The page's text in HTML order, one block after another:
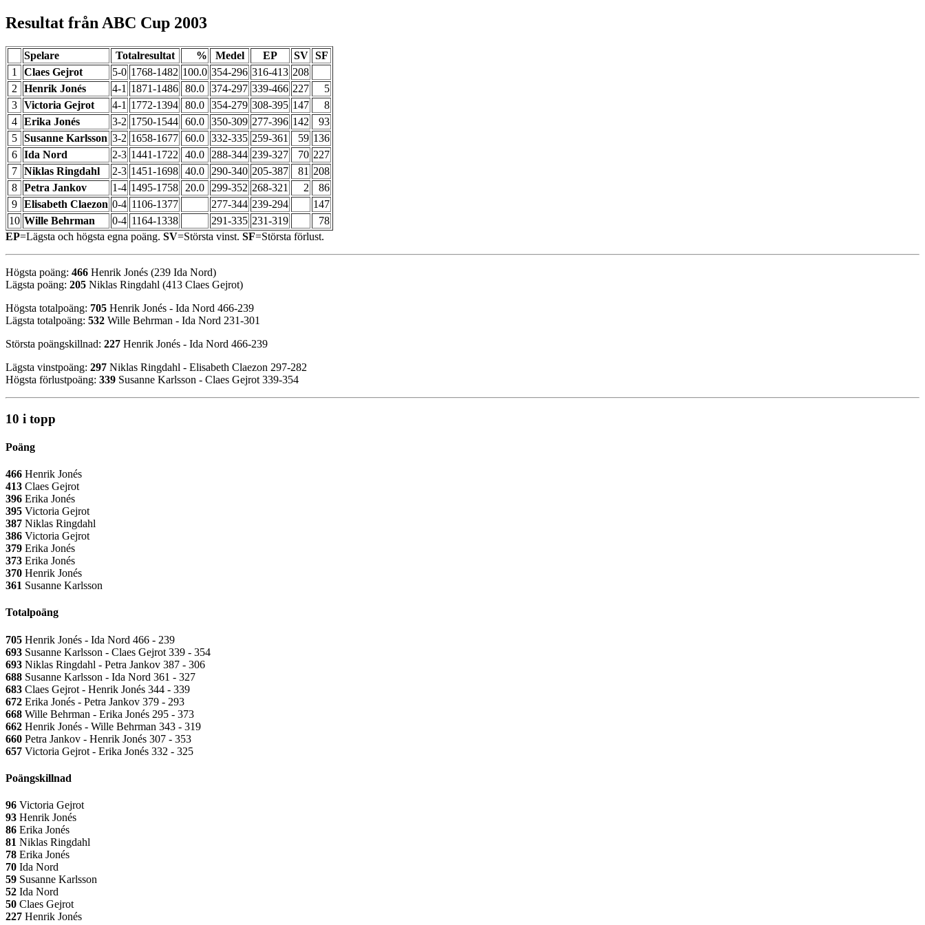
Resultat från ABC Cup 2003
Spelare Totalresultat % Medel EP SV
SF
1
Claes Gejrot 5-0 1768-1482 100.0 354-296 316-413 208
2
Henrik Jonés 4-1 1871-1486 80.0 374-297 339-466 227
5
3 Victoria Gejrot 4-1 1772-1394 80.0 354-279 308-395 147
8
4 Erika Jonés 3-2 1750-1544 60.0 350-309 277-396 142
93
5 Susanne Karlsson 3-2 1658-1677 60.0 332-335 259-361 59 136
6 Ida Nord 2-3 1441-1722 40.0 288-344 239-327 70 227
7 Niklas Ringdahl 2-3 1451-1698 40.0 290-340 205-387 81 208
8 Petra Jankov 1-4 1495-1758 20.0 299-352 268-321 2
86
9 Elisabeth Claezon 0-4 1106-1377 277-344 239-294
147
10 Wille Behrman 0-4 1164-1338 291-335 231-319
78
EP=Lägsta och högsta egna poäng. SV=Största vinst. SF=Största förlust.
Högsta poäng: 466 Henrik Jonés (239 Ida Nord)
Lägsta poäng: 205 Niklas Ringdahl (413 Claes Gejrot)
Högsta totalpoäng: 705 Henrik Jonés - Ida Nord 466-239
Lägsta totalpoäng: 532 Wille Behrman - Ida Nord 231-301
Största poängskillnad: 227 Henrik Jonés - Ida Nord 466-239
Lägsta vinstpoäng: 297 Niklas Ringdahl - Elisabeth Claezon 297-282
Högsta förlustpoäng: 339 Susanne Karlsson - Claes Gejrot 339-354
10 i topp
Poäng
466 Henrik Jonés
413 Claes Gejrot
396 Erika Jonés
395 Victoria Gejrot
387 Niklas Ringdahl
386 Victoria Gejrot
379 Erika Jonés
373 Erika Jonés
370 Henrik Jonés
361 Susanne Karlsson
Totalpoäng
705 Henrik Jonés - Ida Nord 466 - 239
693 Susanne Karlsson - Claes Gejrot 339 - 354
693 Niklas Ringdahl - Petra Jankov 387 - 306
688 Susanne Karlsson - Ida Nord 361 - 327
683 Claes Gejrot - Henrik Jonés 344 - 339
672 Erika Jonés - Petra Jankov 379 - 293
668 Wille Behrman - Erika Jonés 295 - 373
662 Henrik Jonés - Wille Behrman 343 - 319
660 Petra Jankov - Henrik Jonés 307 - 353
657 Victoria Gejrot - Erika Jonés 332 - 325
Poängskillnad
96 Victoria Gejrot
93 Henrik Jonés
86 Erika Jonés
81 Niklas Ringdahl
78 Erika Jonés
70 Ida Nord
59 Susanne Karlsson
52 Ida Nord
50 Claes Gejrot
227 Henrik Jonés